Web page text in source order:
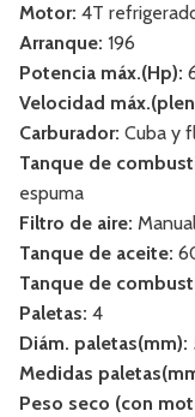
Motor: 4T
Arranque: 196
Potencia máx.(Hp):
Velocidad
Carburador: Cuba y
Tanque de
espuma
Filtro de aire:
Tanque de aceite:
Tanque de
Paletas: 4
Diám. paletas(mm):
Medidas
Peso seco (con